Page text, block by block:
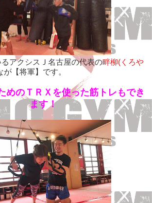
アクシスＪ名古屋の代表の畔柳(くろや
が【将軍】です。
めのＴＲＸを使った筋トレもでき
ます！